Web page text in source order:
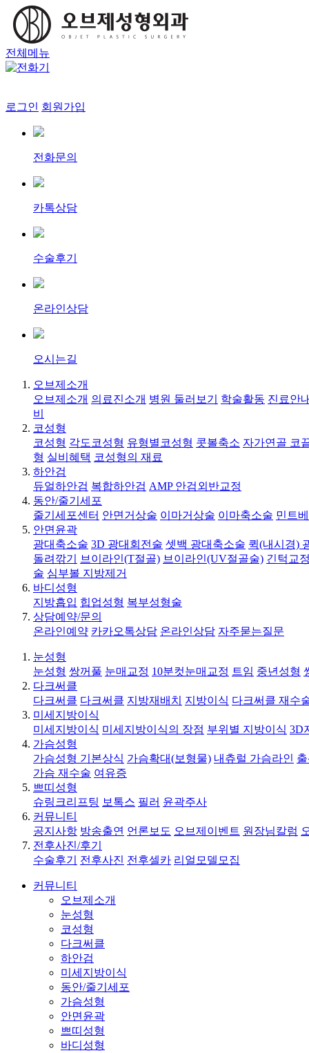
전체메뉴
로그인 회원가입
전화문의
카톡상담
수술후기
온라인상담
오시는길
오브제소개
오브제소개 의료진소개 병원 둘러보기 학술활동 진료안
비
코성형
코성형 각도코성형 유형별코성형 콧볼축소 자가연골 코
형 실비혜택 코성형의 재료
하안검
듀얼하안검 복합하안검 AMP 안검외반교정
동안/줄기세포
줄기세포센터 안면거상술 이마거상술 이마축소술 민트
안면윤곽
광대축소술 3D 광대회전술 셋백 광대축소술 퀵(내시경)
돌려깎기
브이라인(T절골) 브이라인(UV절골술) 긴턱교
술 심부볼 지방제거
바디성형
지방흡입 힙업성형 복부성형술
상담예약/문의
온라인예약 카카오톡상담 온라인상담 자주묻는질문
눈성형
눈성형 쌍꺼풀 눈매교정 10분컷눈매교정 트임 중년성형
다크써클
다크써클 다크써클 지방재배치 지방이식 다크써클 재수
미세지방이식
미세지방이식 미세지방이식의 장점 부위별 지방이식 3D
가슴성형
가슴성형 기본상식 가슴확대(보형물) 내츄럴 가슴라인
가슴 재수술 여유증
쁘띠성형
슈링크리프팅 보톡스 필러 윤곽주사
커뮤니티
공지사항 방송출연 언론보도 오브제이벤트 원장님칼럼
전후사진/후기
수술후기
전후사진 전후셀카 리얼모델모집
커뮤니티
오브제소개
눈성형
코성형
다크써클
하안검
미세지방이식
동안/줄기세포
가슴성형
안면윤곽
쁘띠성형
바디성형